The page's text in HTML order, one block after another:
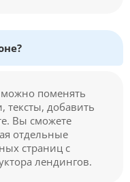
поменять
тексты, добавить
Вы сможете
отдельные
страниц с
лендингов.